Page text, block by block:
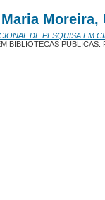
Moreira,
DE PESQUISA EM
BIBLIOTECAS PÚBLICAS: